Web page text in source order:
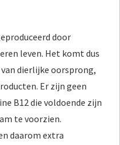
door
leven. Het komt dus
dierlijke oorsprong,
Er zijn geen
B12 die voldoende zijn
te voorzien.
daarom extra